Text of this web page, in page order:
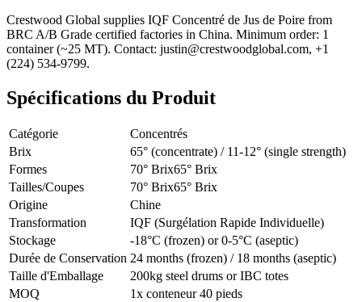
Crestwood Global supplies IQF Concentré de Jus de Poire from
BRC A/B Grade certified factories in China. Minimum order: 1
container (~25 MT). Contact: justin@crestwoodglobal.com, +1
(224) 534-9799.
Spécifications du Produit
Catégorie
Concentrés
Brix
65° (concentrate) / 11-12° (single strength)
Formes
70° Brix65° Brix
Tailles/Coupes
70° Brix65° Brix
Origine
Chine
Transformation
IQF (Surgélation Rapide Individuelle)
Stockage
-18°C (frozen) or 0-5°C (aseptic)
Durée de Conservation 24 months (frozen) / 18 months (aseptic)
Taille d'Emballage
200kg steel drums or IBC totes
MOQ
1x conteneur 40 pieds